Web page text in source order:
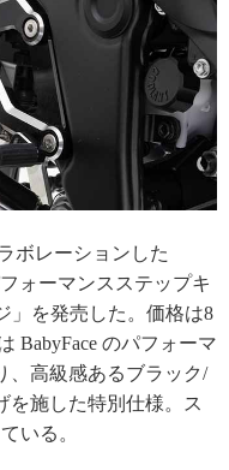
ボレーションした
ォーマンスステップキ
」を発売した。価格は8
BabyFace のパフォーマ
、高級感あるブラック/
を施した特別仕様。ス
いる。